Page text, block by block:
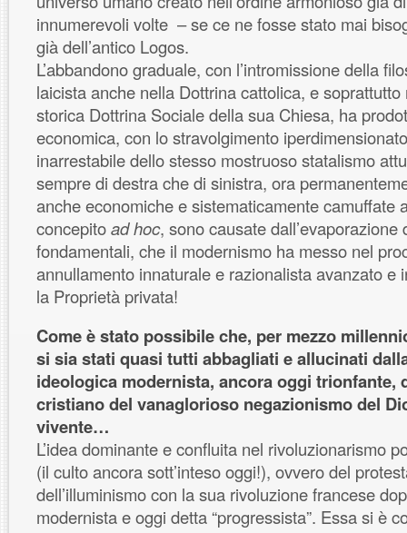
innumerevoli volte – se ce ne fosse stato mai
già dell’antico Logos.
L’abbandono graduale, con l’intromissione della
laicista anche nella Dottrina cattolica, e soprattutto
storica Dottrina Sociale della sua Chiesa, ha
economica, con lo stravolgimento
inarrestabile dello stesso mostruoso statalismo
sempre di destra che di sinistra, ora
anche economiche e sistematicamente camuffate
concepitoad hoc, sono causate
fondamentali, che il modernismo ha messo nel
annullamento innaturale e razionalista avanzato e
la Proprietà privata!
Come è stato possibile che, per mezzo
si sia stati quasi tutti abbagliati e allucinati
ideologica modernista, ancora oggi trionfante,
cristiano del vanaglorioso negazionismo del
vivente…
L’idea dominante e confluita nel rivoluzionarismo
(il culto ancora sott’inteso oggi!), ovvero del
dell’illuminismo con la sua rivoluzione francese
modernista e oggi detta “progressista”. Essa si è